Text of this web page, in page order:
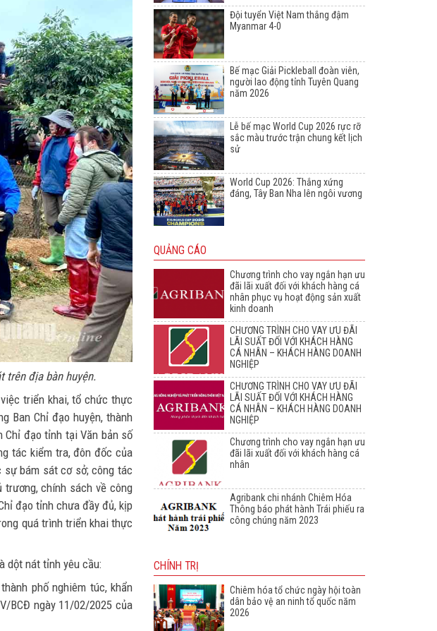
trên địa bàn huyện.
triển khai, tổ chức thực
Ban Chỉ đạo huyện, thành
Chỉ đạo tỉnh tại Văn bản số
tác kiểm tra, đôn đốc của
sự bám sát cơ sở; công tác
chính sách về công
đạo tỉnh chưa đầy đủ, kịp
quá trình triển khai thực
dột nát tỉnh yêu cầu:
phố nghiêm túc, khẩn
BCĐ ngày 11/02/2025 của
Đội tuyển Việt Nam thắng đậm
Myanmar 4-0
Bế mạc Giải Pickleball đoàn viên,
người lao động tỉnh Tuyên Quang
năm 2026
Lễ bế mạc World Cup 2026 rực rỡ
sắc màu trước trận chung kết lịch
sử
World Cup 2026: Thắng xứng
đáng, Tây Ban Nha lên ngôi vương
QUẢNG CÁO
Chương trình cho vay ngắn hạn ưu
đãi lãi xuất đối với khách hàng cá
nhân phục vụ hoạt động sản xuất
kinh doanh
CHƯƠNG TRÌNH CHO VAY ƯU ĐÃI
LÃI SUẤT ĐỐI VỚI KHÁCH HÀNG
CÁ NHÂN – KHÁCH HÀNG DOANH
NGHIỆP
CHƯƠNG TRÌNH CHO VAY ƯU ĐÃI
LÃI SUẤT ĐỐI VỚI KHÁCH HÀNG
CÁ NHÂN – KHÁCH HÀNG DOANH
NGHIỆP
Chương trình cho vay ngắn hạn ưu
đãi lãi xuất đối với khách hàng cá
nhân
Agribank chi nhánh Chiêm Hóa
Thông báo phát hành Trái phiếu ra
công chúng năm 2023
CHÍNH TRỊ
Chiêm hóa tổ chức ngày hội toàn
dân bảo vệ an ninh tổ quốc năm
2026